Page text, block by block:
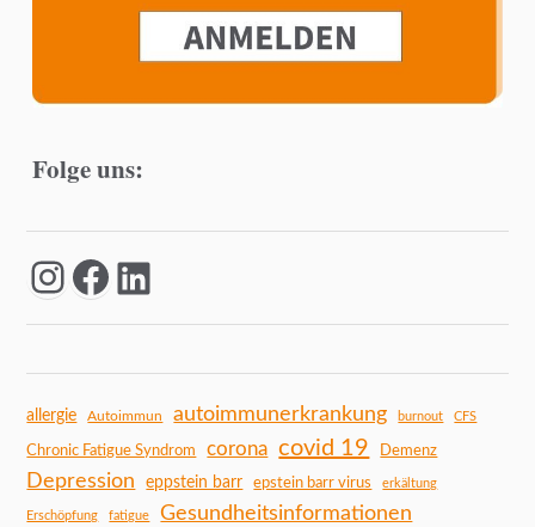
Folge uns:
allergie Autoimmun autoimmunerkrankung burnout CFS
Chronic Fatigue Syndrom corona covid 19 Demenz
Depression eppstein barr epstein barr virus erkältung
Erschöpfung fatigue Gesundheitsinformationen